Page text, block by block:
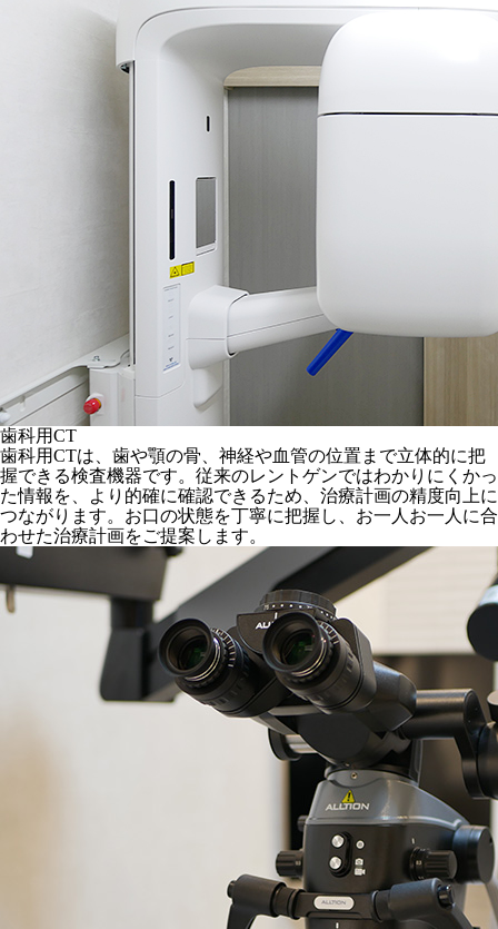
歯科用CT
歯科用CTは、歯や顎の骨、神経や血管の位置まで立体的に把
握できる検査機器です。従来のレントゲンではわかりにくかっ
た情報を、より的確に確認できるため、治療計画の精度向上に
つながります。お口の状態を丁寧に把握し、お一人お一人に合
わせた治療計画をご提案します。